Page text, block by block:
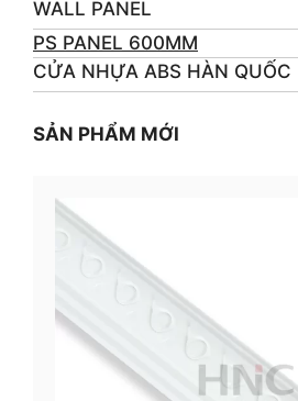
WALL PANEL
PS PANEL 600MM
CỬA NHỰA ABS HÀN QUỐC
SẢN PHẨM MỚI